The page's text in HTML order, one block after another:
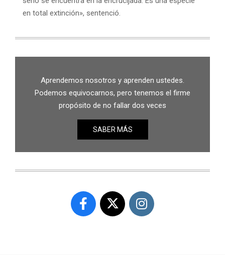
en total extinción», sentenció.
Aprendemos nosotros y aprenden ustedes.
Podemos equivocarnos, pero tenemos el firme
propósito de no fallar dos veces
SABER MÁS